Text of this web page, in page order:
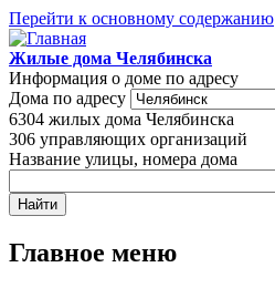
Перейти к основному содержанию
Жилые дома Челябинска
Информация о доме по адресу
Дома по адресу
6304 жилых дома Челябинска
306 управляющих организаций
Название улицы, номера дома
Главное меню